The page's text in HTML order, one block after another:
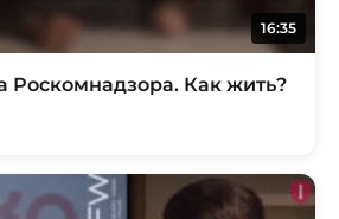
16:35
Роскомнадзора. Как жить?